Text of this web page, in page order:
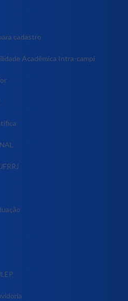
cadastro
Acadêmica Intra-campi